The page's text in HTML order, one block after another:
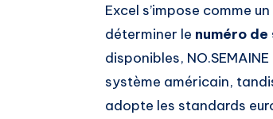
Excel s’impose comme
déterminer le numéro de
disponibles,
système américain,
adopte les standards